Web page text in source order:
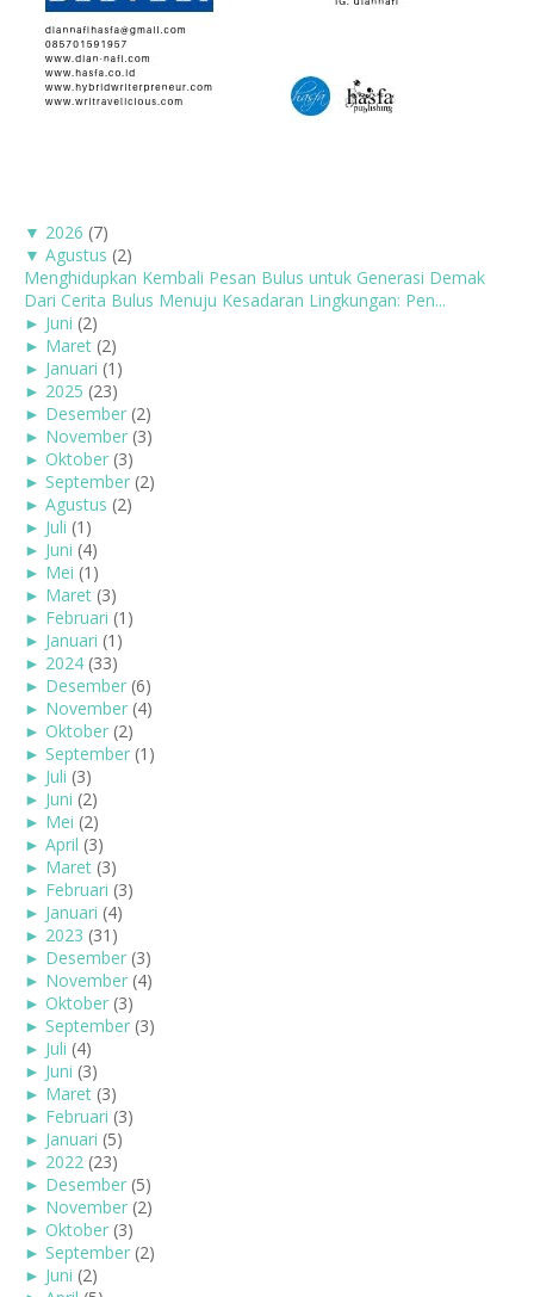
▼ 2026 (7)
▼ Agustus (2)
Menghidupkan Kembali Pesan Bulus untuk Generasi Demak
Dari Cerita Bulus Menuju Kesadaran Lingkungan: Pen...
► Juni (2)
► Maret (2)
► Januari (1)
► 2025 (23)
► Desember (2)
► November (3)
► Oktober (3)
► September (2)
► Agustus (2)
► Juli (1)
► Juni (4)
► Mei (1)
► Maret (3)
► Februari (1)
► Januari (1)
► 2024 (33)
► Desember (6)
► November (4)
► Oktober (2)
► September (1)
► Juli (3)
► Juni (2)
► Mei (2)
► April (3)
► Maret (3)
► Februari (3)
► Januari (4)
► 2023 (31)
► Desember (3)
► November (4)
► Oktober (3)
► September (3)
► Juli (4)
► Juni (3)
► Maret (3)
► Februari (3)
► Januari (5)
► 2022 (23)
► Desember (5)
► November (2)
► Oktober (3)
► September (2)
► Juni (2)